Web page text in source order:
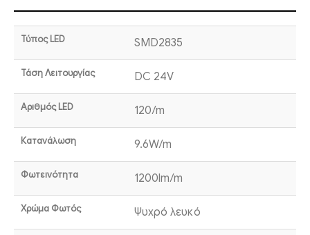
Τύπος LED SMD2835
Τάση Λειτουργίας DC 24V
Αριθμός LED 120/m
Κατανάλωση 9.6W/m
Φωτεινότητα 1200lm/m
Χρώμα Φωτός Ψυχρό λευκό